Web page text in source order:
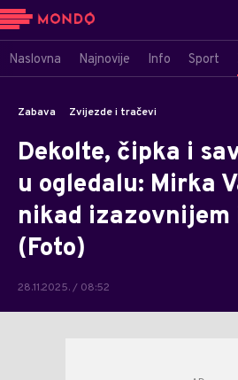
Naslovna Najnovije Info Sport
Zabava Zvijezde i tračevi
Dekolte, čipka i
u ogledalu: Mirka
nikad izazovnijem
(Foto)
28.11.2025. / 08:52